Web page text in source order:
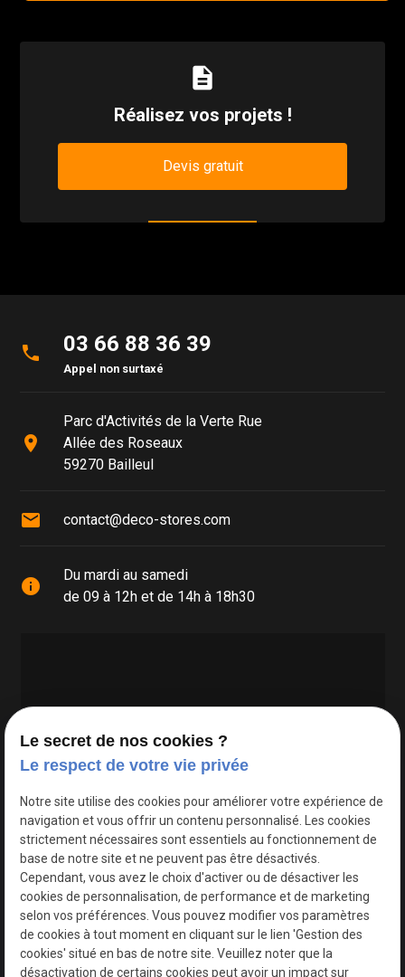
description
Réalisez vos projets !
Devis gratuit
phone 03 66 88 36 39
Appel non surtaxé
place
Parc d'Activités de la Verte Rue
Allée des Roseaux
59270 Bailleul
mail contact@deco-stores.com
info
Du mardi au samedi
de 09 à 12h et de 14h à 18h30
Google Maps Search API est désactivé.
Le secret de nos cookies ?
Le respect de votre vie privée
Notre site utilise des cookies pour améliorer votre expérience de
navigation et vous offrir un contenu personnalisé. Les cookies
strictement nécessaires sont essentiels au fonctionnement de
base de notre site et ne peuvent pas être désactivés.
Cependant, vous avez le choix d'activer ou de désactiver les
cookies de personnalisation, de performance et de marketing
selon vos préférences. Vous pouvez modifier vos paramètres
de cookies à tout moment en cliquant sur le lien 'Gestion des
cookies' situé en bas de notre site. Veuillez noter que la
désactivation de certains cookies peut avoir un impact sur